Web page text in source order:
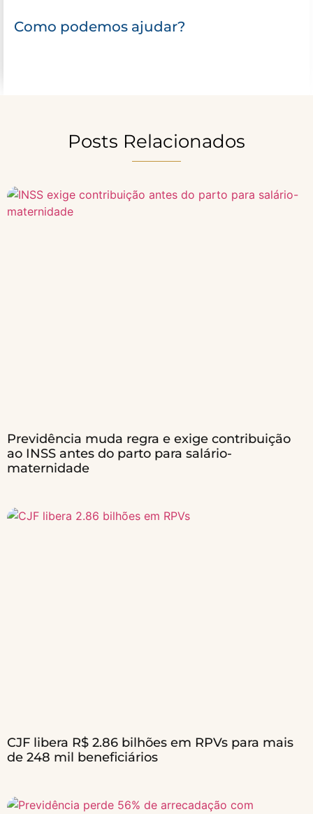
Como podemos ajudar?
Posts Relacionados
Previdência muda regra e exige contribuição
ao INSS antes do parto para salário-
maternidade
CJF libera R$ 2.86 bilhões em RPVs para mais
de 248 mil beneficiários